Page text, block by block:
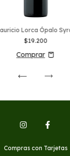
Lorca Ópalo
$19.200
Compras con Tarjetas